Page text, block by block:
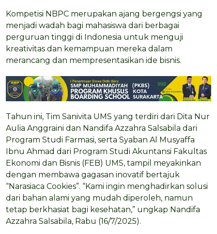
Kompetisi NBPC merupakan ajang bergengsi yang
menjadi wadah bagi mahasiswa dari berbagai
perguruan tinggi di Indonesia untuk menguji
kreativitas dan kemampuan mereka dalam
merancang dan mempresentasikan ide bisnis.
Tahun ini, Tim Sanivita UMS yang terdiri dari Dita Nur
Aulia Anggraini dan Nandifa Azzahra Salsabila dari
Program Studi Farmasi, serta Syaban Al Musyaffa
Ibnu Ahmad dari Program Studi Akuntansi Fakultas
Ekonomi dan Bisnis (FEB) UMS, tampil meyakinkan
dengan membawa gagasan inovatif bertajuk
“Narasiaca Cookies”. “Kami ingin menghadirkan solusi
dari bahan alami yang mudah diperoleh, namun
tetap berkhasiat bagi kesehatan,” ungkap Nandifa
Azzahra Salsabila, Rabu (16/7/2025).